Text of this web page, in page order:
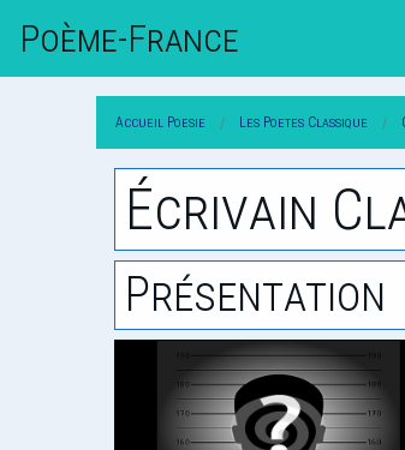
Poème-FrAnce
Accueil Poesie Les Poetes Classique
Écrivain
Présentation